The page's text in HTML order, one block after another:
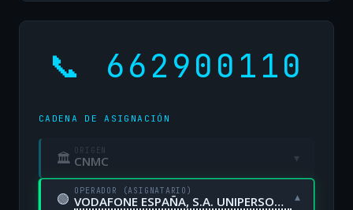
📞 662900110
CADENA DE ASIGNACIÓN
🏛 ORIGEN
CNMC ▾
🟢 OPERADOR (ASIGNATARIO)
VODAFONE ESPAÑA, S.A. UNIPERSONAL ▾